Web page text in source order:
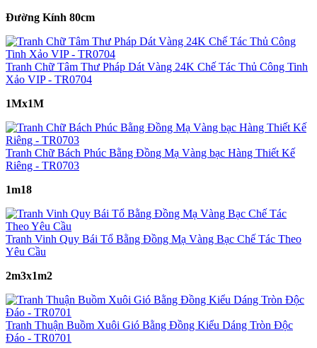
Đường Kính 80cm
Tranh Chữ Tâm Thư Pháp Dát Vàng 24K Chế Tác Thủ Công Tinh
Xảo VIP - TR0704
1Mx1M
Tranh Chữ Bách Phúc Bằng Đồng Mạ Vàng bạc Hàng Thiết Kế
Riêng - TR0703
1m18
Tranh Vinh Quy Bái Tổ Bằng Đồng Mạ Vàng Bạc Chế Tác Theo
Yêu Cầu
2m3x1m2
Tranh Thuận Buồm Xuôi Gió Bằng Đồng Kiểu Dáng Tròn Độc
Đáo - TR0701